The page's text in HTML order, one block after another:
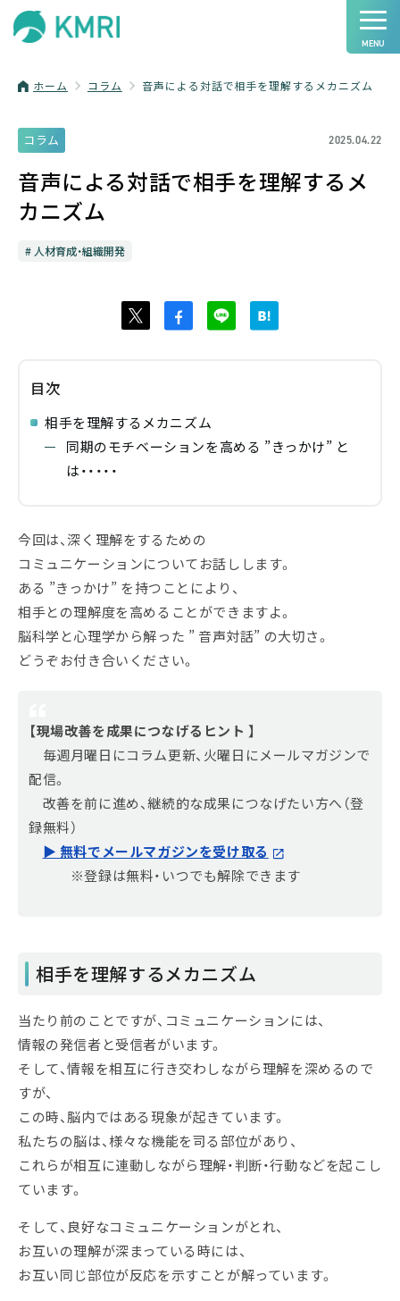
ホーム コラム 音声による対話で相手を理解するメカニズム
コラム 2025.04.22
音声による対話で相手を理解するメ
カニズム
人材育成・組織開発
目次
相手を理解するメカニズム
同期のモチベーションを高める ”きっかけ” と
は・・・・・
今回は、深く理解をするための
コミュニケーションについてお話しします。
ある ”きっかけ” を持つことにより、
相手との理解度を高めることができますよ。
脳科学と心理学から解った ” 音声対話” の大切さ。
どうぞお付き合いください。
【現場改善を成果につなげるヒント 】
毎週月曜日にコラム更新、火曜日にメールマガジンで
配信。
改善を前に進め、継続的な成果につなげたい方へ（登
録無料）
▶ 無料でメールマガジンを受け取る
※登録は無料・いつでも解除できます
相手を理解するメカニズム
当たり前のことですが、コミュニケーションには、
情報の発信者と受信者がいます。
そして、情報を相互に行き交わしながら理解を深めるので
すが、
この時、脳内ではある現象が起きています。
私たちの脳は、様々な機能を司る部位があり、
これらが相互に連動しながら理解・判断・行動などを起こし
ています。
そして、良好なコミュニケーションがとれ、
お互いの理解が深まっている時には、
お互い同じ部位が反応を示すことが解っています。